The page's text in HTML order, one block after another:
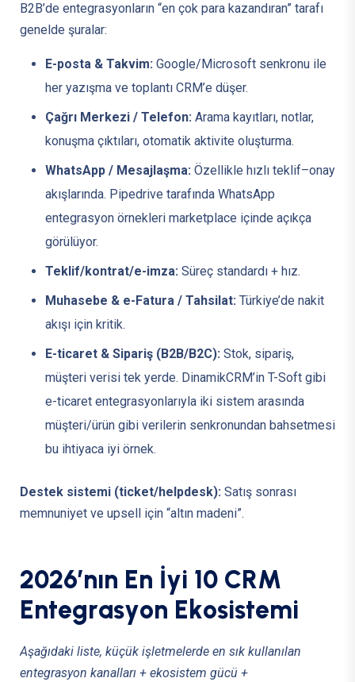
B2B’de entegrasyonların “en çok para kazandıran” tarafı
genelde şuralar:
E-posta & Takvim: Google/Microsoft senkronu ile
her yazışma ve toplantı CRM’e düşer.
Çağrı Merkezi / Telefon: Arama kayıtları, notlar,
konuşma çıktıları, otomatik aktivite oluşturma.
WhatsApp / Mesajlaşma: Özellikle hızlı teklif–onay
akışlarında. Pipedrive tarafında WhatsApp
entegrasyon örnekleri marketplace içinde açıkça
görülüyor.
Teklif/kontrat/e-imza: Süreç standardı + hız.
Muhasebe & e-Fatura / Tahsilat: Türkiye’de nakit
akışı için kritik.
E-ticaret & Sipariş (B2B/B2C): Stok, sipariş,
müşteri verisi tek yerde. DinamikCRM’in T-Soft gibi
e-ticaret entegrasyonlarıyla iki sistem arasında
müşteri/ürün gibi verilerin senkronundan bahsetmesi
bu ihtiyaca iyi örnek.
Destek sistemi (ticket/helpdesk): Satış sonrası
memnuniyet ve upsell için “altın madeni”.
2026’nın En İyi 10 CRM
Entegrasyon E kosistemi
Aşağıdaki liste, küçük işletmelerde en sık kullanılan
entegrasyon kanalları + ekosistem gücü +